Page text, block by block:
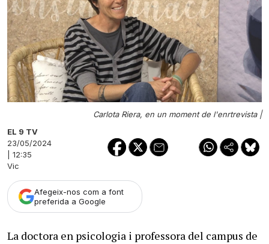
Carlota Riera, en un moment de l'enrtrevista |
EL 9 TV
23/05/2024
| 12:35
Vic
Afegeix-nos com a font
preferida a Google
La doctora en psicologia i professora del campus de